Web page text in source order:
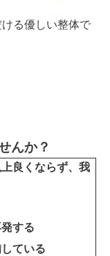
る優しい整体で
んか？
良くならず、我
する
ている